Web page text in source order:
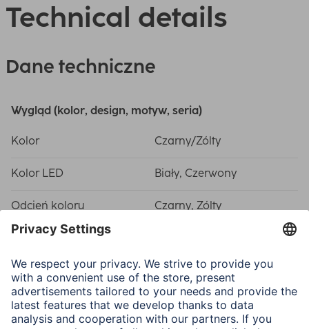
Technical details
Dane techniczne
Wygląd (kolor, design, motyw, seria)
Kolor Czarny/Zólty
Kolor LED Biały, Czerwony
Odcień koloru Czarny, Zólty
Seria
Światła kolorowe Biały